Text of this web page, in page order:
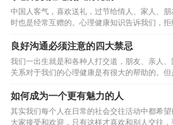
中国人客气，喜欢送礼，过节给情人、家人、
时也是经常互赠的。心理健康知识告诉我们，
会给他带来心理方面的不良影响，因此我们要
物？ 一是要婉言相告。受赠人应该采用委婉的、不失礼貌的语言，向赠
送者暗示自己难以接受对方的礼品。比如，当
可告知：“我已经有一台了，谢谢。”当一位男士
方打算回绝时，可以这么说：“今晚我男朋友也
经有约在先了。” 二是可采取直言缘由法
良好沟通必须注意的四大禁忌
我们一出生就是和各种人打交道，朋友、亲人
关系对于我们的心理健康是有很大的帮助的。
关系，首先就要和别人良好的沟通，因此以下
意的。 第一，老是重复别人的话。 鹦鹉学舌虽然可爱，可若是听久了，
难免觉得枯燥无趣。如果总是解释或重复他人说
部电视真好看”,你也说“是啊，非常好看”,会让人
如何成为一个更有魅力的人
其实我们每个人在日常的社会交往活动中都希
大家接受和欢迎，只有这样才喜欢和别人交往